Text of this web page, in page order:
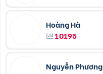
Hoàng Hà
10195
Nguyễn Phương